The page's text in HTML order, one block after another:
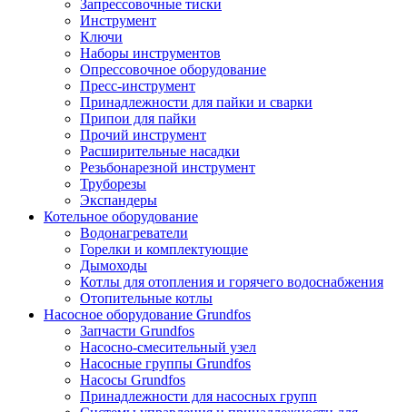
Запрессовочные тиски
Инструмент
Ключи
Наборы инструментов
Опрессовочное оборудование
Пресс-инструмент
Принадлежности для пайки и сварки
Припои для пайки
Прочий инструмент
Расширительные насадки
Резьбонарезной инструмент
Труборезы
Экспандеры
Котельное оборудование
Водонагреватели
Горелки и комплектующие
Дымоходы
Котлы для отопления и горячего водоснабжения
Отопительные котлы
Насосное оборудование Grundfos
Запчасти Grundfos
Насосно-смесительный узел
Насосные группы Grundfos
Насосы Grundfos
Принадлежности для насосных групп